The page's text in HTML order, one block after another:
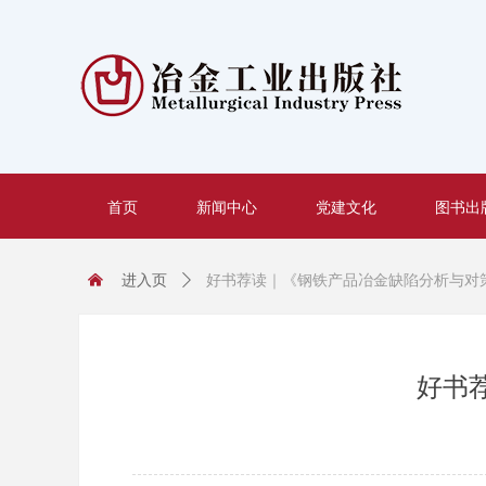
首页 新闻中心 党建文化 图书出
好书
进入页 ꄲ 好书荐读｜《钢铁产品冶金缺陷分析与对
낀